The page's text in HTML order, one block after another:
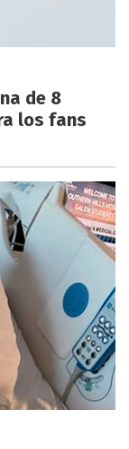
de 8
los fans